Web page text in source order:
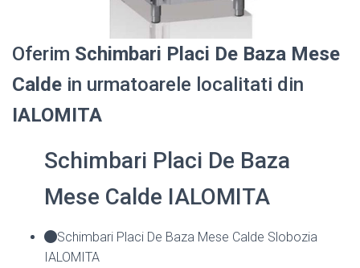
Oferim Schimbari Placi De Baza Mese
Calde in urmatoarele localitati din
IALOMITA
Schimbari Placi De Baza
Mese Calde IALOMITA
Schimbari Placi De Baza Mese Calde Slobozia
IALOMITA